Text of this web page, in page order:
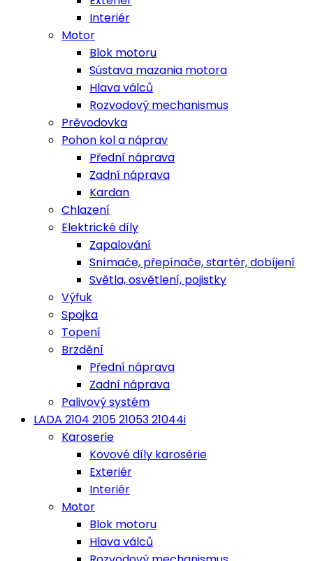
Interiér
Motor
Blok motoru
Sústava mazania motora
Hlava válců
Rozvodový mechanismus
Prěvodovka
Pohon kol a náprav
Přední náprava
Zadní náprava
Kardan
Chlazení
Elektrické díly
Zapalování
Snímače, přepínače, startér, dobíjení
Světla, osvětlení, pojistky
Výfuk
Spojka
Topení
Brzdění
Přední náprava
Zadní náprava
Palivový systém
LADA 2104 2105 21053 21044i
Karoserie
Kovové díly karosérie
Exteriér
Interiér
Motor
Blok motoru
Hlava válců